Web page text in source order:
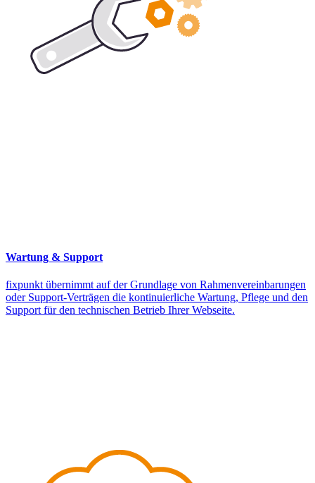
Wartung & Support
fixpunkt übernimmt auf der Grundlage von Rahmenvereinbarungen
oder Support-Verträgen die kontinuierliche Wartung, Pflege und den
Support für den technischen Betrieb Ihrer Webseite.